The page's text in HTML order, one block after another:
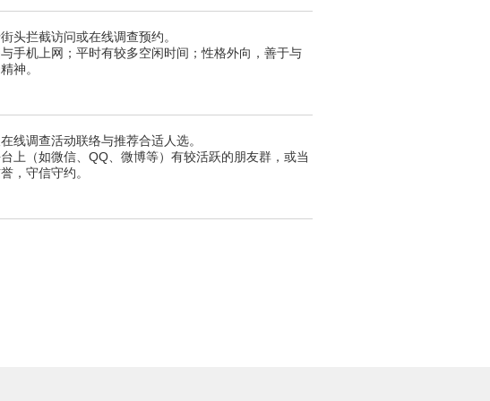
头拦截访问或在线调查预约。
手机上网；平时有较多空闲时间；性格外向，善于与
神。
线调查活动联络与推荐合适人选。
上（如微信、QQ、微博等）有较活跃的朋友群，或当
，守信守约。